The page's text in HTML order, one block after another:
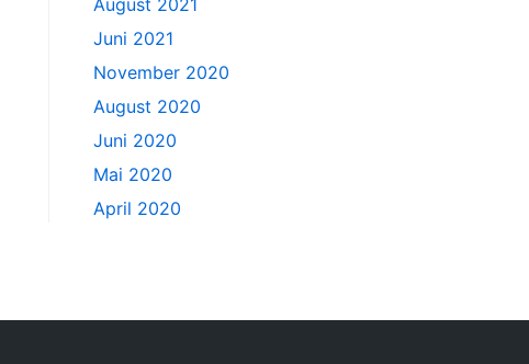
Juni 2021
November 2020
August 2020
Juni 2020
Mai 2020
April 2020